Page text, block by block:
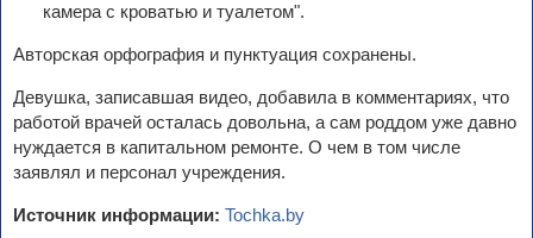
камера с кроватью и туалетом".
Авторская орфография и пунктуация сохранены.
Девушка, записавшая видео, добавила в комментариях, что
работой врачей осталась довольна, а сам роддом уже давно
нуждается в капитальном ремонте. О чем в том числе
заявлял и персонал учреждения.
Источник информации: Tochka.by